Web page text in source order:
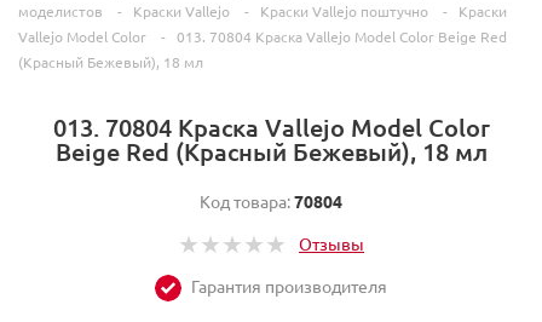
моделистов
- Краски Vallejo - Краски Vallejo поштучно -
Краски
Vallejo Model Color
-
013. 70804 Краска Vallejo Model Color Beige Red
(Красный Бежевый), 18 мл
013. 70804 Краска Vallejo Model Color
Beige Red (Красный Бежевый), 18 мл
Код товара:70804
Отзывы
Гарантия производителя